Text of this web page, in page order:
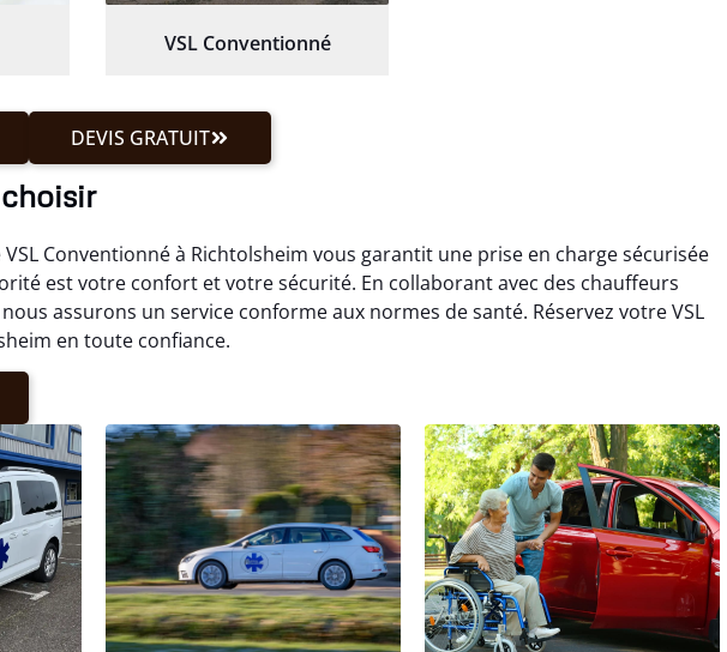
VSL Conventionné
DEVIS GRATUIT
Conventionné à Richtolsheim vous garantit une prise en charge sécurisée
est votre confort et votre sécurité. En collaborant avec des chauffeurs
assurons un service conforme aux normes de santé. Réservez votre VSL
en toute confiance.